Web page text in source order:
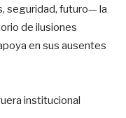
seguridad, futuro— la
de ilusiones
en sus ausentes
institucional